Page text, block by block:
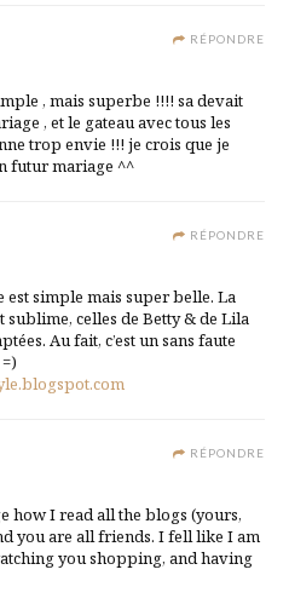
RÉPONDRE
, mais superbe !!!! sa devait
, et le gateau avec tous les
trop envie !!! je crois que je
futur mariage ^^
RÉPONDRE
est simple mais super belle. La
sublime, celles de Betty & de Lila
Au fait, c’est un sans faute
RÉPONDRE
how I read all the blogs (yours,
you are all friends. I fell like I am
you shopping, and having